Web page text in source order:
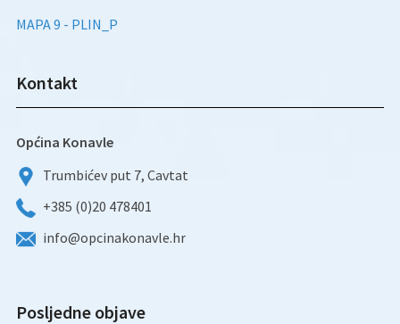
MAPA 9 - PLIN_P
Kontakt
Općina Konavle
Trumbićev put 7, Cavtat
+385 (0)20 478401
info@opcinakonavle.hr
Posljedne objave